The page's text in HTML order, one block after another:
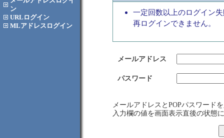
ン
URL ログイン
MLアドレス ログイン
一定回数以上のログイン
再ログインできません。
メールアドレス
パスワード
メールアドレスとPOPパスワード
入力欄の値を画面表示直後の状態